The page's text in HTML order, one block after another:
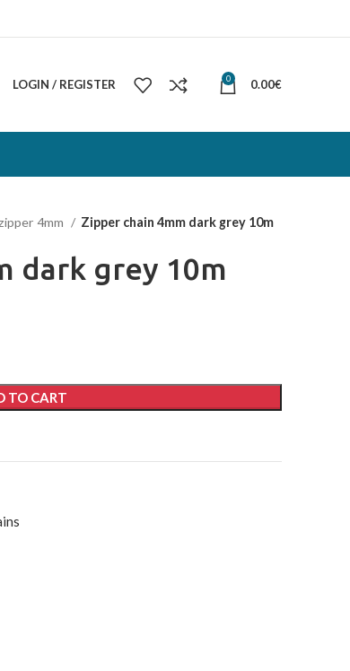
LOGIN / REGISTER 0 0.00€
4mm Zipper chain 4mm dark grey 10m
dark grey 10m
TO CART